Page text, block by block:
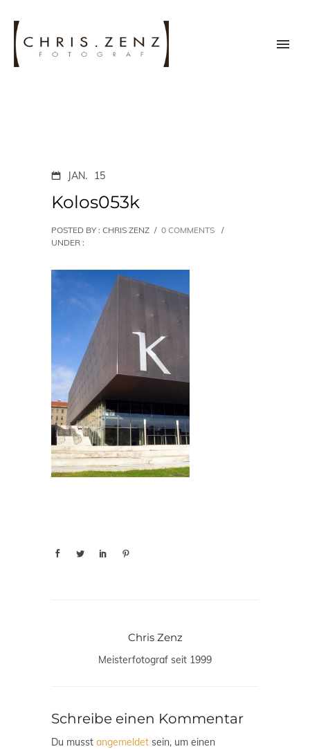
JAN. 15
Kolos053k
POSTED BY : CHRIS ZENZ / 0 COMMENTS
/
UNDER :
Chris Zenz
Meisterfotograf seit 1999
Schreibe einen Kommentar
Du musst angemeldet sein, um einen